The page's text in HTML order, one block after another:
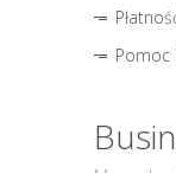
Pomoc